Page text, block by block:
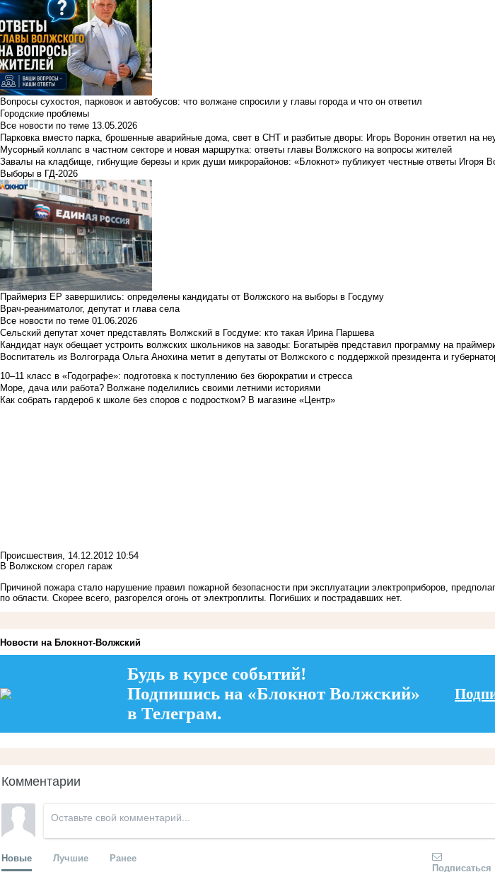
Вопросы сухостоя, парковок и автобусов: что волжане спросили у главы города и что он ответил
Городские проблемы
Все новости по теме 13.05.2026
Парковка вместо парка, брошенные аварийные дома, свет в СНТ и разбитые дворы: Игорь Воронин ответил на
Мусорный коллапс в частном секторе и новая маршрутка: ответы главы Волжского на вопросы жителей
Завалы на кладбище, гибнущие березы и крик души микрорайонов: «Блокнот» публикует честные ответы Игоря
Выборы в ГД-2026
Праймериз ЕР завершились: определены кандидаты от Волжского на выборы в Госдуму
Врач-реаниматолог, депутат и глава села
Все новости по теме 01.06.2026
Сельский депутат хочет представлять Волжский в Госдуме: кто такая Ирина Паршева
Кандидат наук обещает устроить волжских школьников на заводы: Богатырёв представил программу на
Воспитатель из Волгограда Ольга Анохина метит в депутаты от Волжского с поддержкой президента и
10–11 класс в «Годографе»: подготовка к поступлению без бюрократии и стресса
Море, дача или работа? Волжане поделились своими летними историями
Как собрать гардероб к школе без споров с подростком? В магазине «Центр»
Происшествия, 14.12.2012 10:54
В Волжском сгорел гараж
Причиной пожара стало нарушение правил пожарной безопасности при эксплуатации электроприборов,
по области. Скорее всего, разгорелся огонь от электроплиты. Погибших и пострадавших нет.
Новости на Блoкнoт-Волжский
Будь в курсе событий!
Подпишись на «Блокнот Волжский»
в Телеграм.
Комментарии
Новые Лучшие Ранее
Подписаться